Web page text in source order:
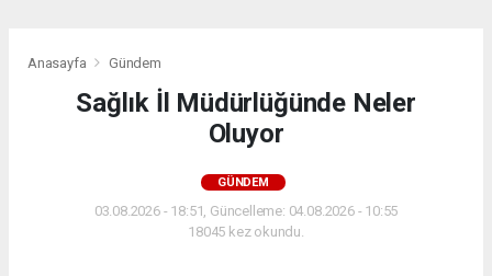
Anasayfa Gündem
Sağlık İl Müdürlüğünde Neler
Oluyor
GÜNDEM
03.08.2026 - 18:51, Güncelleme: 04.08.2026 - 10:55
18045 kez okundu.